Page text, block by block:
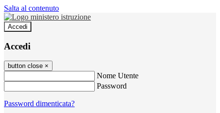
Salta al contenuto
Accedi
Accedi
button close ×
Nome Utente
Password
Password dimenticata?